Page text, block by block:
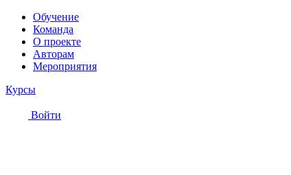
Обучение
Команда
О проекте
Авторам
Мероприятия
Курсы
Войти